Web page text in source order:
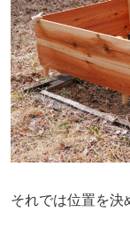
それでは位置を決